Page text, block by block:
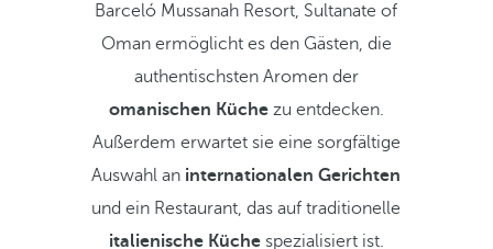
Barceló Mussanah Resort, Sultanate of
Oman ermöglicht es den Gästen, die
authentischsten Aromen der
omanischen Küche zu entdecken.
Außerdem erwartet sie eine sorgfältige
Auswahl an internationalen Gerichten
und ein Restaurant, das auf traditionelle
italienische Küche spezialisiert ist.